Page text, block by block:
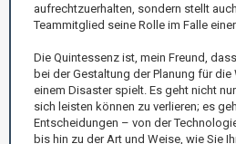
aufrechtzuerhalten, sondern stellt
Teammitglied seine Rolle im Falle
Die Quintessenz ist, mein Freund,
bei der Gestaltung der Planung für
einem Disaster spielt. Es geht nicht
sich leisten können zu verlieren; es
Entscheidungen – von der
bis hin zu der Art und Weise, wie Sie